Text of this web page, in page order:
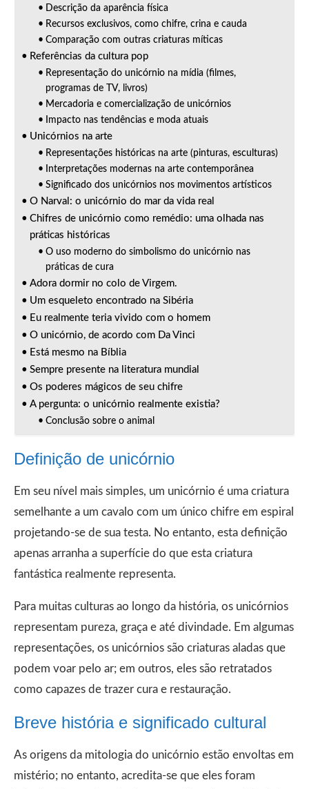
Descrição da aparência física
Recursos exclusivos, como chifre, crina e cauda
Comparação com outras criaturas míticas
Referências da cultura pop
Representação do unicórnio na mídia (filmes,
programas de TV, livros)
Mercadoria e comercialização de unicórnios
Impacto nas tendências e moda atuais
Unicórnios na arte
Representações históricas na arte (pinturas, esculturas)
Interpretações modernas na arte contemporânea
Significado dos unicórnios nos movimentos artísticos
O Narval: o unicórnio do mar da vida real
Chifres de unicórnio como remédio: uma olhada nas
práticas históricas
O uso moderno do simbolismo do unicórnio nas
práticas de cura
Adora dormir no colo de Virgem.
Um esqueleto encontrado na Sibéria
Eu realmente teria vivido com o homem
O unicórnio, de acordo com Da Vinci
Está mesmo na Bíblia
Sempre presente na literatura mundial
Os poderes mágicos de seu chifre
A pergunta: o unicórnio realmente existia?
Conclusão sobre o animal
Definição de unicórnio
Em seu nível mais simples, um unicórnio é uma criatura
semelhante a um cavalo com um único chifre em espiral
projetando-se de sua testa. No entanto, esta definição
apenas arranha a superfície do que esta criatura
fantástica realmente representa.
Para muitas culturas ao longo da história, os unicórnios
representam pureza, graça e até divindade. Em algumas
representações, os unicórnios são criaturas aladas que
podem voar pelo ar; em outros, eles são retratados
como capazes de trazer cura e restauração.
Breve história e significado cultural
As origens da mitologia do unicórnio estão envoltas em
mistério; no entanto, acredita-se que eles foram